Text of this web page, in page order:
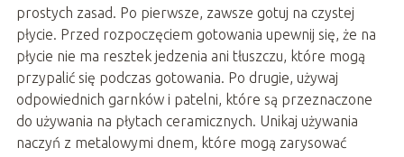
prostych zasad. Po pierwsze, zawsze gotuj na czystej
płycie. Przed rozpoczęciem gotowania upewnij się, że na
płycie nie ma resztek jedzenia ani tłuszczu, które mogą
przypalić się podczas gotowania. Po drugie, używaj
odpowiednich garnków i patelni, które są przeznaczone
do używania na płytach ceramicznych. Unikaj używania
naczyń z metalowymi dnem, które mogą zarysować